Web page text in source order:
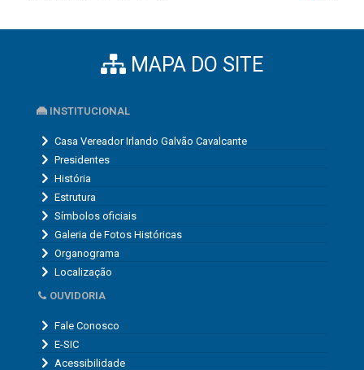
MAPA DO SITE
INSTITUCIONAL
Casa Vereador Irlando Galvão Cavalcante
Presidentes
História
Estrutura
Símbolos oficiais
Galeria de Fotos Históricas
Organograma
Localização
OUVIDORIA
Fale Conosco
E-SIC
Acessibilidade